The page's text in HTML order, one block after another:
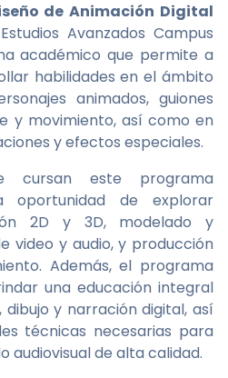
de Animación Digital
Avanzados Campus
académico que permite a
habilidades en el ámbito
animados, guiones
y movimiento, así como en
y efectos especiales.
cursan este programa
oportunidad de explorar
2D y 3D, modelado y
video y audio, y producción
Además, el programa
una educación integral
dibujo y narración digital, así
técnicas necesarias para
audiovisual de alta calidad.